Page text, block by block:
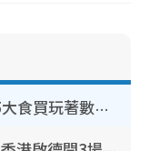
【8月生日優惠2026】全港85大食買玩著數攻略 自助餐/火鍋放題同行免費＋誠品/DONKI送現金券